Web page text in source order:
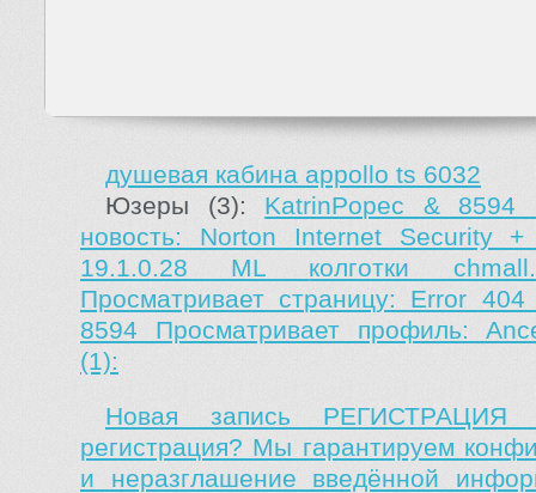
душевая кабина appollo ts 6032
Юзеры (3): KatrinPopec & 8594
новость: Norton Internet Security
19.1.0.28 ML колготки
Просматривает страницу: Error
8594 Просматривает профиль:
(1):
Новая запись РЕГИСТРАЦИЯ
регистрация? Мы гарантируем
и неразглашение введённой